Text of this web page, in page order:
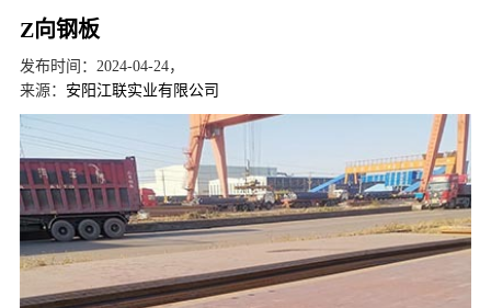
Z向钢板
发布时间：2024-04-24，
来源： 安阳江联实业有限公司